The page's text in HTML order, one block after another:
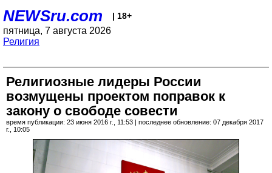
NEWSru.com | 18+
пятница, 7 августа 2026
Религия
Религиозные лидеры России
возмущены проектом поправок к
закону о свободе совести
время публикации: 23 июня 2016 г., 11:53 | последнее обновление: 07 декабря 2017
г., 10:05